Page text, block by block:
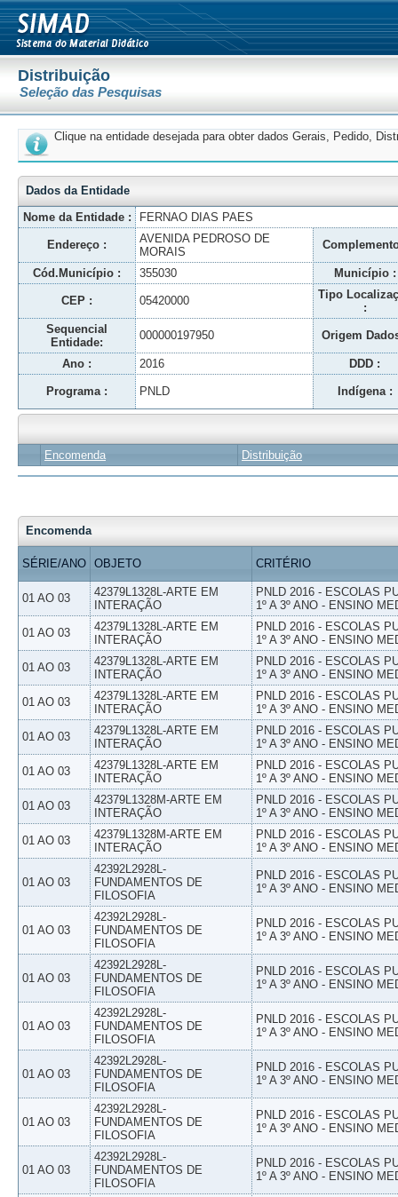
Distribuição
Seleção das Pesquisas
Clique na entidade desejada para obter dados Gerais, Pedido,
Dados da Entidade
Nome da Entidade :
FERNAO DIAS PAES
Endereço :
AVENIDA PEDROSO DE
MORAIS
Cód.Município : 355030 Município :
CEP : 05420000
Tipo
:
Sequencial
Entidade:
000000197950 Origem
Ano : 2016 DDD :
Programa : PNLD Indígena :
Encomenda Distribuição
Encomenda
SÉRIE/ANO OBJETO CRITÉRIO
01 AO 03
42379L1328L-ARTE EM
INTERAÇÃO
PNLD 2016 - ESCOLAS
1º A 3º ANO - ENSINO
01 AO 03
42379L1328L-ARTE EM
INTERAÇÃO
PNLD 2016 - ESCOLAS
1º A 3º ANO - ENSINO
01 AO 03
42379L1328L-ARTE EM
INTERAÇÃO
PNLD 2016 - ESCOLAS
1º A 3º ANO - ENSINO
01 AO 03
42379L1328L-ARTE EM
INTERAÇÃO
PNLD 2016 - ESCOLAS
1º A 3º ANO - ENSINO
01 AO 03
42379L1328L-ARTE EM
INTERAÇÃO
PNLD 2016 - ESCOLAS
1º A 3º ANO - ENSINO
01 AO 03
42379L1328L-ARTE EM
INTERAÇÃO
PNLD 2016 - ESCOLAS
1º A 3º ANO - ENSINO
01 AO 03
42379L1328M-ARTE EM
INTERAÇÃO
PNLD 2016 - ESCOLAS
1º A 3º ANO - ENSINO
01 AO 03
42379L1328M-ARTE EM
INTERAÇÃO
PNLD 2016 - ESCOLAS
1º A 3º ANO - ENSINO
01 AO 03
42392L2928L-
FUNDAMENTOS DE
FILOSOFIA
PNLD 2016 - ESCOLAS
1º A 3º ANO - ENSINO
01 AO 03
42392L2928L-
FUNDAMENTOS DE
FILOSOFIA
PNLD 2016 - ESCOLAS
1º A 3º ANO - ENSINO
01 AO 03
42392L2928L-
FUNDAMENTOS DE
FILOSOFIA
PNLD 2016 - ESCOLAS
1º A 3º ANO - ENSINO
01 AO 03
42392L2928L-
FUNDAMENTOS DE
FILOSOFIA
PNLD 2016 - ESCOLAS
1º A 3º ANO - ENSINO
01 AO 03
42392L2928L-
FUNDAMENTOS DE
FILOSOFIA
PNLD 2016 - ESCOLAS
1º A 3º ANO - ENSINO
01 AO 03
42392L2928L-
FUNDAMENTOS DE
FILOSOFIA
PNLD 2016 - ESCOLAS
1º A 3º ANO - ENSINO
01 AO 03
42392L2928L-
FUNDAMENTOS DE
FILOSOFIA
PNLD 2016 - ESCOLAS
1º A 3º ANO - ENSINO